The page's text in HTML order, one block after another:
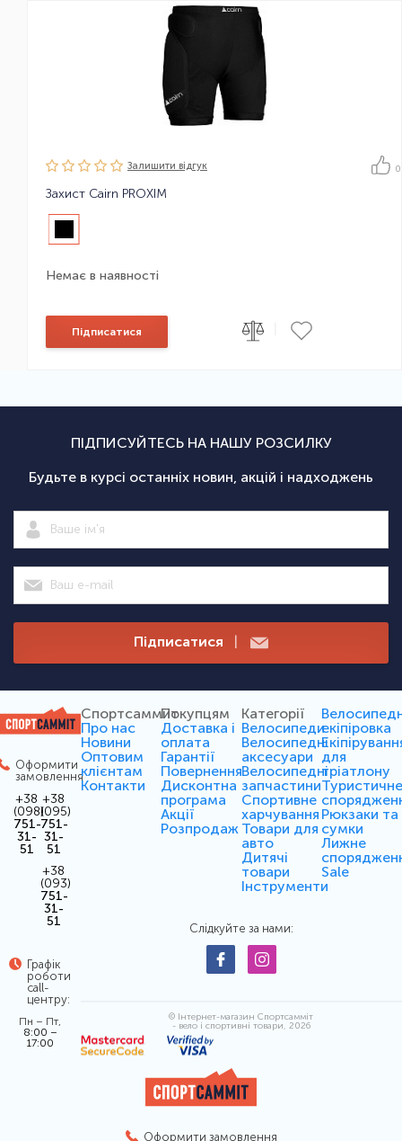
Залишити вiдгук 0
Захист Cairn PROXIM
Немає в наявності
Підписатися
ПІДПИСУЙТЕСЬ НА НАШУ РОЗСИЛКУ
Будьте в курсі останніх новин, акцій і надходжень
Підписатися |
Оформити
замовлення
+38
(098)
751-
31-
51
+38
(095)
751-
31-
51
+38
(093)
751-
31-
51
Графік
роботи
call-
центру:
Пн – Пт,
8:00 –
17:00
Спортсаммит
Про нас
Новини
Оптовим
клієнтам
Контакти
Покупцям
Доставка і
оплата
Гарантії
Повернення
Дисконтна
програма
Акції
Розпродаж
Категорії
Велосипеди
Велосипедні
аксесуари
Велосипедні
запчастини
Спортивне
харчування
Товари для
авто
Дитячі
товари
Інструменти
екіпіровка
для
тріатлону
Рюкзаки та
сумки
Лижне
Sale
Слідкуйте за нами:
© Інтернет-магазин Спортсамміт
- вело і спортивні товари, 2026
Оформити замовлення